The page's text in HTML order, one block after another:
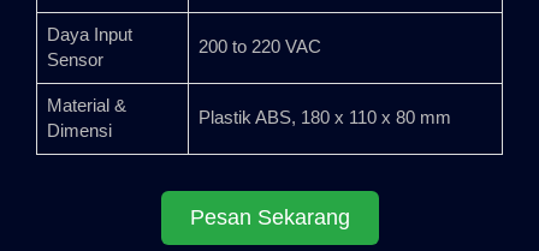
Daya Input
Sensor
200 to 220 VAC
Material &
Dimensi
Plastik ABS, 180 x 110 x 80 mm
Pesan Sekarang